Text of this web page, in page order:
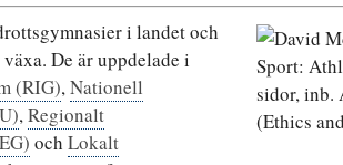
i landet och
De är uppdelade i
(RIG), Nationell
, Regionalt
och Lokalt